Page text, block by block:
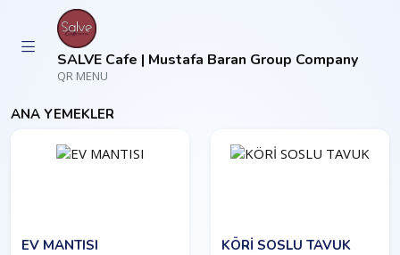
SALVE Cafe | Mustafa Baran Group Company
QR MENU
ANA YEMEKLER
EV MANTISI
KÖRİ SOSLU TAVUK